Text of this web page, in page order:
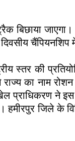
जाएगा।
स्तर की
ने राज्य का नाम
प्राधिकरण ने
जिले के